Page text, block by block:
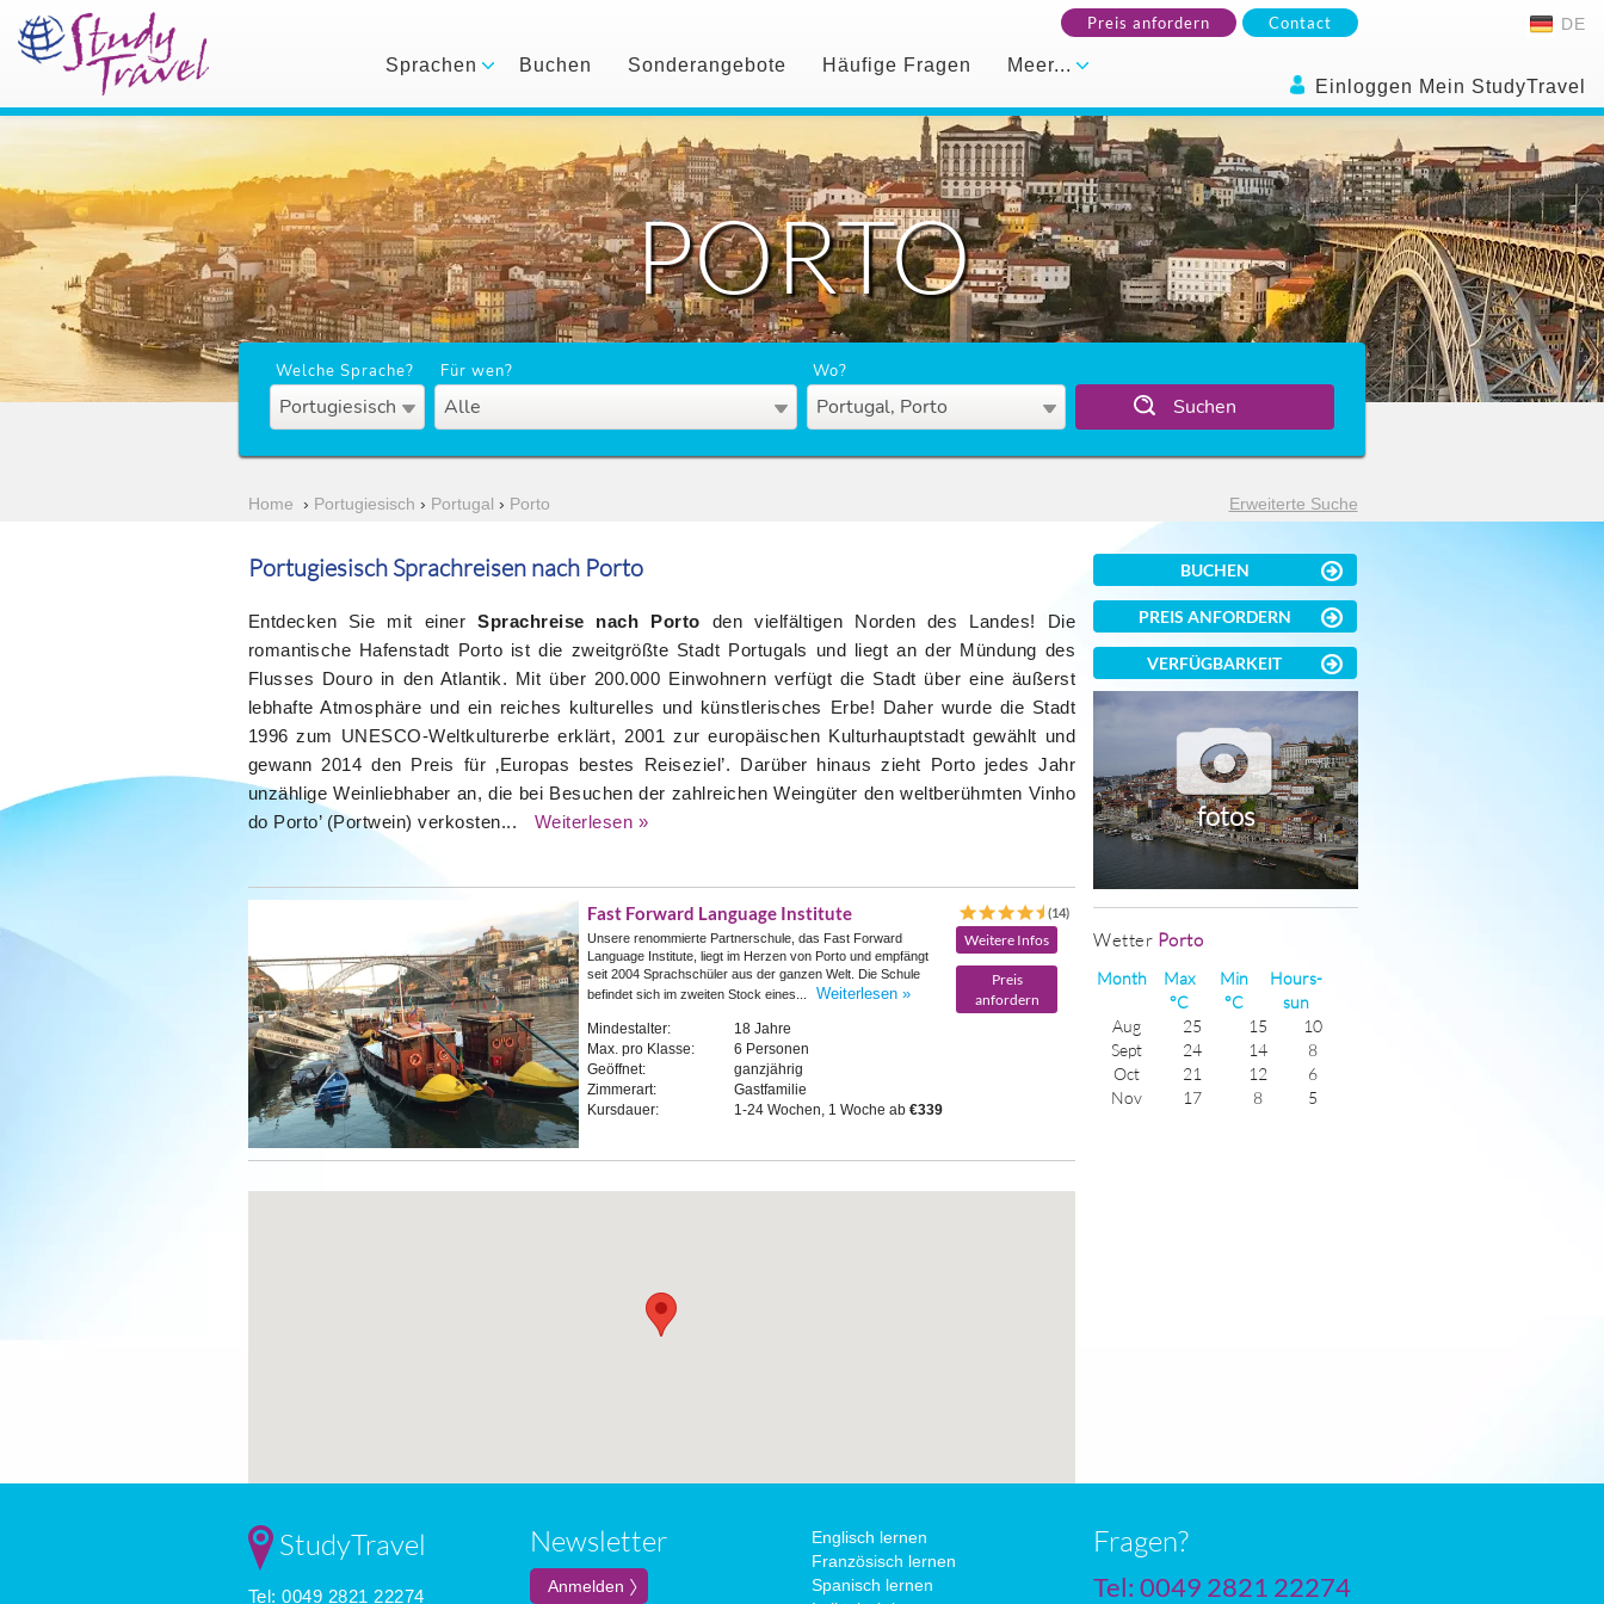
Preis anfordern Contact DE
Einloggen Mein StudyTravel
Sprachen Buchen Sonderangebote Häufige Fragen Meer...
PORTO
Welche Sprache?
Portugiesisch
Für wen?
Alle
Wo?
Portugal, Porto Suchen
Home › Portugiesisch › Portugal › Porto Erweiterte Suche
Portugiesisch Sprachreisen nach Porto
Entdecken Sie mit einerSprachreise nach Porto den vielfältigen Norden des Landes! Die
romantische Hafenstadt Porto ist die zweitgrößte Stadt Portugals und liegt an der Mündung des
Flusses Douro in den Atlantik. Mit über 200.000 Einwohnern verfügt die Stadt über eine äußerst
lebhafte Atmosphäre und ein reiches kulturelles und künstlerisches Erbe! Daher wurde die Stadt
1996 zum UNESCO-Weltkulturerbe erklärt, 2001 zur europäischen Kulturhauptstadt gewählt und
gewann 2014 den Preis für ‚Europas bestes Reiseziel’. Darüber hinaus zieht Porto jedes Jahr
unzählige Weinliebhaber an, die bei Besuchen der zahlreichen Weingüter den weltberühmten Vinho
do Porto’ (Portwein) verkosten...
Weiterlesen »
Fast Forward Language Institute (14)
Weitere Infos
Preis
anfordern
Unsere renommierte Partnerschule, das Fast Forward
Language Institute, liegt im Herzen von Porto und empfängt
seit 2004 Sprachschüler aus der ganzen Welt. Die Schule
befindet sich im zweiten Stock eines...
Weiterlesen »
Mindestalter:
18 Jahre
Max. pro Klasse:
6 Personen
Geöffnet:
ganzjährig
Zimmerart:
Gastfamilie
Kursdauer:
1-24 Wochen, 1 Woche ab €339
BUCHEN
PREIS ANFORDERN
VERFÜGBARKEIT
fotos
Wetter Porto
Month
Max
°C
Min
°C
Hours-
sun
Aug
25 15
10
Sept
24 14
8
Oct
21 12
6
Nov
17 8
5
StudyTravel
Tel: 0049 2821 22274
Newsletter
Englisch lernen
Französisch lernen
Spanisch lernen
Fragen?
Tel: 0049 2821 22274